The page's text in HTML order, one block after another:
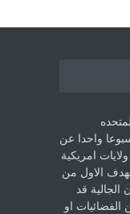
لم ‏تنقطع اسبوعا واحدا عن
امريكية
الاول من
الجالية قد
الفضائيات او